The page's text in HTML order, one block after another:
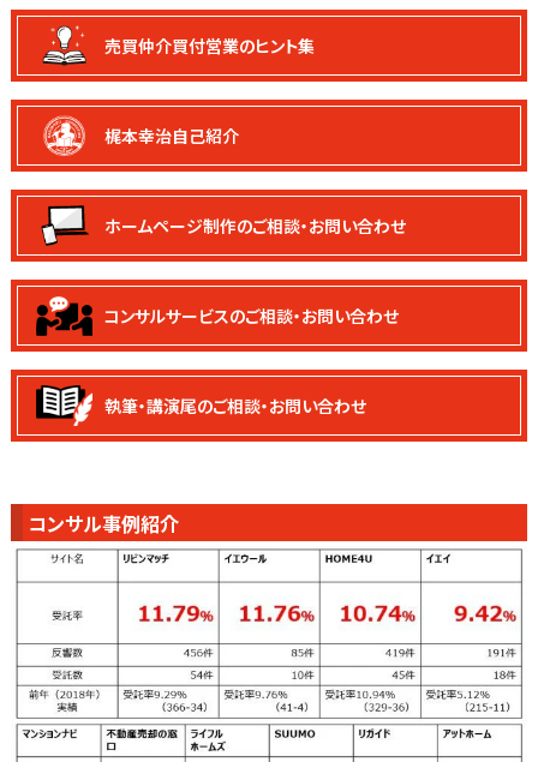
売買仲介買付営業のヒント集
梶本幸治自己紹介
ホームページ制作のご相談・お問い合わせ
コンサルサービスのご相談・お問い合わせ
執筆・講演尾のご相談・お問い合わせ
コンサル事例紹介